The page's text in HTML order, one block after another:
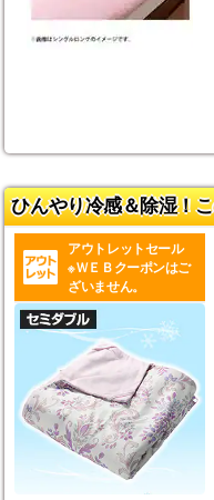
ひんやり冷感＆除湿！
アウトレットセール
※ＷＥＢクーポンはご
ざいません。